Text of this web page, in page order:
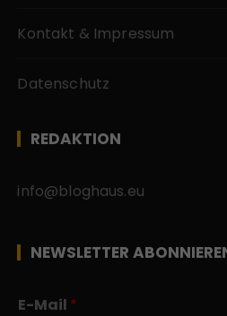
Kontakt & Impressum
Datenschutz
REDAKTION
info@bloghaus.eu
NEWSLETTER
E-Mail *